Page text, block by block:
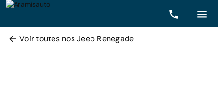
Voir toutes nos Jeep Renegade